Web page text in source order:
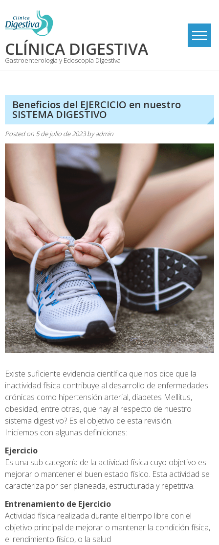
content
CLÍNICA DIGESTIVA
Gastroenterología y Edoscopía Digestiva
Beneficios del EJERCICIO en nuestro
SISTEMA DIGESTIVO
Posted on 5 de julio de 2023byadmin
Existe suficiente evidencia científica que nos dice que la
inactividad física contribuye al desarrollo de enfermedades
crónicas como hipertensión arterial, diabetes Mellitus,
obesidad, entre otras, que hay al respecto de nuestro
sistema digestivo? Es el objetivo de esta revisión.
Iniciemos con algunas definiciones:
Ejercicio
Es una sub categoría de la actividad física cuyo objetivo es
mejorar o mantener el buen estado físico. Esta actividad se
caracteriza por ser planeada, estructurada y repetitiva.
Entrenamiento de Ejercicio
Actividad física realizada durante el tiempo libre con el
objetivo principal de mejorar o mantener la condición física,
el rendimiento físico, o la salud